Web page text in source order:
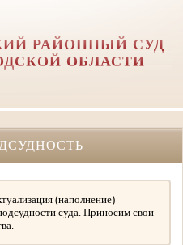
РАЙОННЫЙ СУД
ОБЛАСТИ
(наполнение)
суда. Приносим свои